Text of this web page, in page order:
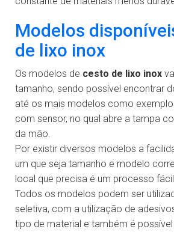
Modelos
de lixo inox
Os modelos de cesto de lixo inox
tamanho, sendo possível encontrar
até os mais modelos como
com sensor, no qual abre a tampa
da mão.
Por existir diversos modelos a
um que seja tamanho e modelo
local que precisa é um processo
Todos os modelos podem ser
seletiva, com a utilização de
tipo de material e também é